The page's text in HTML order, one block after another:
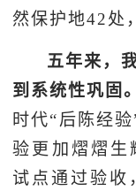
然保护地42处
五年来，
到系统性巩固。
时代“后陈经
验更加熠熠生
试点通过验收